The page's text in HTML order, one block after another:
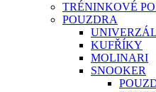
TRÉNINKOVÉ
POUZDRA
KUFŘÍKY
MOLINARI
SNOOKER